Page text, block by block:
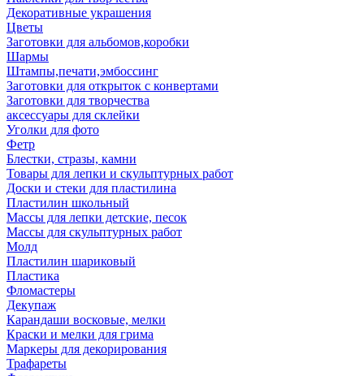
Декоративные украшения
Цветы
Заготовки для альбомов,коробки
Шармы
Штампы,печати,эмбоссинг
Заготовки для открыток с конвертами
Заготовки для творчества
аксессуары для склейки
Уголки для фото
Фетр
Блестки, стразы, камни
Товары для лепки и скульптурных работ
Доски и стеки для пластилина
Пластилин школьный
Массы для лепки детские, песок
Массы для скульптурных работ
Молд
Пластилин шариковый
Пластика
Фломастеры
Декупаж
Карандаши восковые, мелки
Краски и мелки для грима
Маркеры для декорирования
Трафареты